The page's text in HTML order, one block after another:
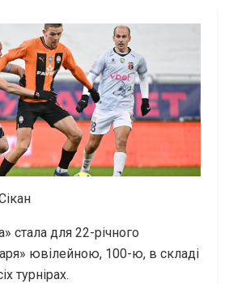
стала для 22-річного
ювілейною, 100-ю, в складі
турнірах.